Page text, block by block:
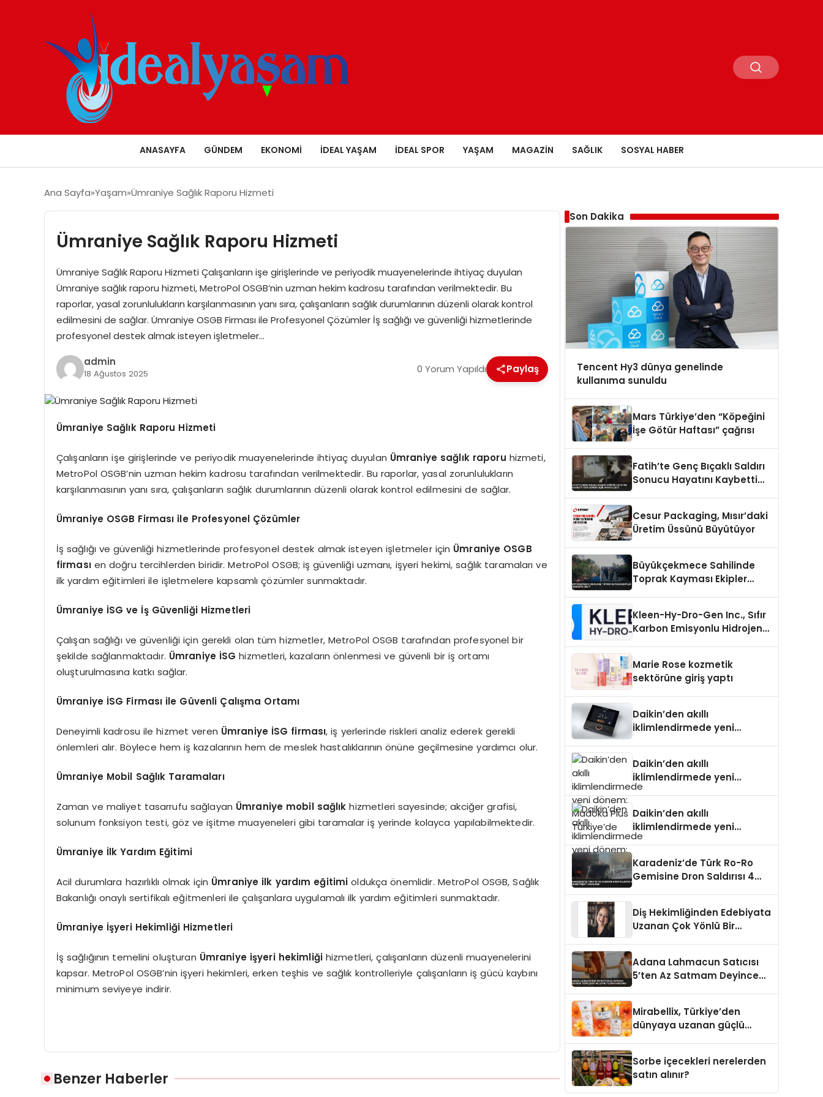
ANASAYFA GÜNDEM EKONOMI İDEAL YAŞAM İDEAL SPOR YAŞAM MAGAZIN SAĞLIK SOSYAL HABER
Ana Sayfa Yaşam Ümraniye Sağlık Raporu Hizmeti
Ümraniye Sağlık Raporu Hizmeti
Ümraniye Sağlık Raporu Hizmeti Çalışanların işe girişlerinde ve periyodik muayenelerinde ihtiyaç duyulan
Ümraniye sağlık raporu hizmeti, MetroPol OSGB’nin uzman hekim kadrosu tarafından verilmektedir. Bu
raporlar, yasal zorunlulukların karşılanmasının yanı sıra, çalışanların sağlık durumlarının düzenli olarak kontrol
edilmesini de sağlar. Ümraniye OSGB Firması ile Profesyonel Çözümler İş sağlığı ve güvenliği hizmetlerinde
profesyonel destek almak isteyen işletmeler…
admin
18 Ağustos 2025 0 Yorum Yapıldı Paylaş
Ümraniye Sağlık Raporu Hizmeti
Çalışanların işe girişlerinde ve periyodik muayenelerinde ihtiyaç duyulan Ümraniye sağlık raporu hizmeti,
MetroPol OSGB’nin uzman hekim kadrosu tarafından verilmektedir. Bu raporlar, yasal zorunlulukların
karşılanmasının yanı sıra, çalışanların sağlık durumlarının düzenli olarak kontrol edilmesini de sağlar.
Ümraniye OSGB Firması ile Profesyonel Çözümler
İş sağlığı ve güvenliği hizmetlerinde profesyonel destek almak isteyen işletmeler için Ümraniye OSGB
firmasıen doğru tercihlerden biridir. MetroPol OSGB; iş güvenliği uzmanı, işyeri hekimi, sağlık taramaları ve
ilk yardım eğitimleri ile işletmelere kapsamlı çözümler sunmaktadır.
Ümraniye İSG ve İş Güvenliği Hizmetleri
Çalışan sağlığı ve güvenliği için gerekli olan tüm hizmetler, MetroPol OSGB tarafından profesyonel bir
şekilde sağlanmaktadır. Ümraniye İSG hizmetleri, kazaların önlenmesi ve güvenli bir iş ortamı
oluşturulmasına katkı sağlar.
Ümraniye İSG Firması ile Güvenli Çalışma Ortamı
Deneyimli kadrosu ile hizmet veren Ümraniye İSG firması, iş yerlerinde riskleri analiz ederek gerekli
önlemleri alır. Böylece hem iş kazalarının hem de meslek hastalıklarının önüne geçilmesine yardımcı olur.
Ümraniye Mobil Sağlık Taramaları
Zaman ve maliyet tasarrufu sağlayan Ümraniye mobil sağlık hizmetleri sayesinde; akciğer grafisi,
solunum fonksiyon testi, göz ve işitme muayeneleri gibi taramalar iş yerinde kolayca yapılabilmektedir.
Ümraniye İlk Yardım Eğitimi
Acil durumlara hazırlıklı olmak için Ümraniye ilk yardım eğitimi oldukça önemlidir. MetroPol OSGB, Sağlık
Bakanlığı onaylı sertifikalı eğitmenleri ile çalışanlara uygulamalı ilk yardım eğitimleri sunmaktadır.
Ümraniye İşyeri Hekimliği Hizmetleri
İş sağlığının temelini oluşturan Ümraniye işyeri hekimliğihizmetleri, çalışanların düzenli muayenelerini
kapsar. MetroPol OSGB’nin işyeri hekimleri, erken teşhis ve sağlık kontrolleriyle çalışanların iş gücü kaybını
minimum seviyeye indirir.
Benzer Haberler
Son Dakika
Tencent Hy3 dünya genelinde
kullanıma sunuldu
Mars Türkiye’den “Köpeğini
İşe Götür Haftası” çağrısı
Fatih’te Genç Bıçaklı Saldırı
Sonucu Hayatını Kaybetti
Cesur Packaging, Mısır’daki
Üretim Üssünü Büyütüyor
Büyükçekmece Sahilinde
Toprak Kayması Ekipler
Kleen-Hy-Dro-Gen Inc., Sıfır
Karbon Emisyonlu Hidrojen
Aldı
Marie Rose kozmetik
sektörüne giriş yaptı
Daikin’den akıllı
iklimlendirmede yeni
Daikin’den akıllı
iklimlendirmede yeni
dönem: Madoka Plus
Daikin’den akıllı
iklimlendirmede yeni
dönem: Madoka Plus
Karadeniz’de Türk Ro-Ro
Gemisine Dron Saldırısı 4
Diş Hekimliğinden Edebiyata
Uzanan Çok Yönlü Bir
Adana Lahmacun Satıcısı
5’ten Az Satmam Deyince
Mirabellix, Türkiye’den
dünyaya uzanan güçlü
Sorbe içecekleri nerelerden
satın alınır?